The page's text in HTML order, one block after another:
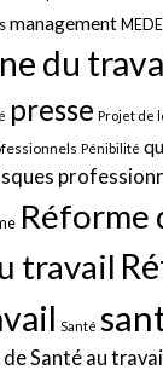
management
du
presse Projet de
Pénibilité
Réforme
travail
Santé
de Santé au